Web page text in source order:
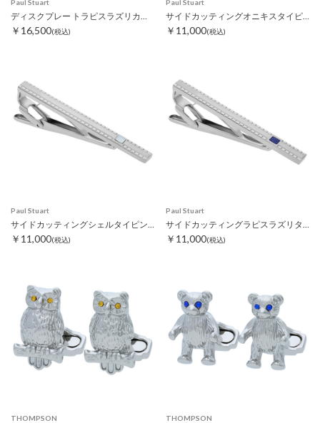
Paul Stuart
ディスクプレー トラピスラズリカフス
￥16,500(税込)
Paul Stuart
サイドカッティングオニキスタイピン
￥11,000(税込)
Paul Stuart
￥11,000(税込)
Paul Stuart
￥11,000(税込)
THOMPSON THOMPSON